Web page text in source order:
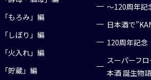
「もろみ」編
「しぼり」編
「火入れ」編
「貯蔵」編
～120周年記
日本酒で
120周年記念
スーパーフ
本酒 誕生物